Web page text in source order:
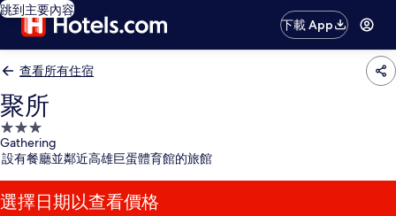
跳到主要內容
下載 App
查看所有住宿
聚所
3.0
星
級
住
宿
Gathering
設有餐廳並鄰近高雄巨蛋體育館的旅館
選擇日期以查看價格